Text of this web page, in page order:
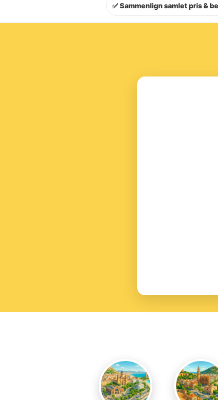
✅ Sammenlign samlet pris &